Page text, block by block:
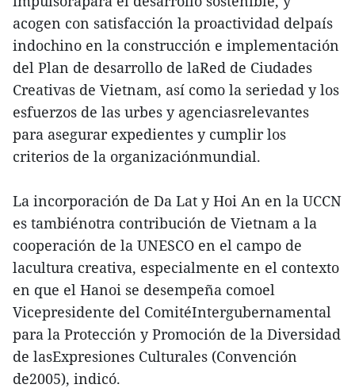
acogen con satisfacción la proactividad delpaís
indochino en la construcción e implementación
del Plan de desarrollo de laRed de Ciudades
Creativas de Vietnam, así como la seriedad y los
esfuerzos de las urbes y agenciasrelevantes
para asegurar expedientes y cumplir los
criterios de la organizaciónmundial.
La incorporación de Da Lat y Hoi An en la UCCN
es tambiénotra contribución de Vietnam a la
cooperación de la UNESCO en el campo de
lacultura creativa, especialmente en el contexto
en que el Hanoi se desempeña comoel
Vicepresidente del ComitéIntergubernamental
para la Protección y Promoción de la Diversidad
de lasExpresiones Culturales (Convención
de2005), indicó.